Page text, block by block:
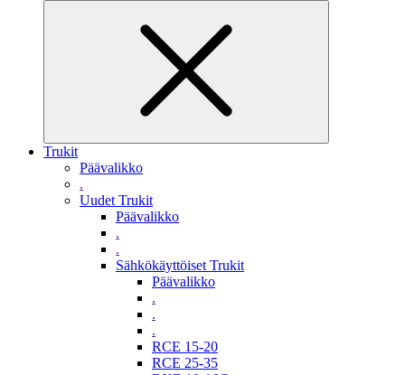
Trukit
Päävalikko
.
Uudet Trukit
Päävalikko
.
.
Sähkökäyttöiset Trukit
Päävalikko
.
.
.
RCE 15-20
RCE 25-35